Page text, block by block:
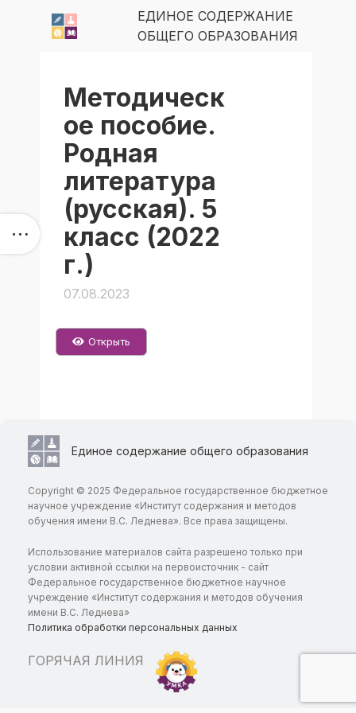
ЕДИНОЕ СОДЕРЖАНИЕ
ОБЩЕГО ОБРАЗОВАНИЯ
Методическ
ое пособие.
Родная
литература
(русская). 5
класс (2022
г.)
07.08.2023
Открыть
Единое содержание общего образования
Copyright © 2025 Федеральное государственное бюджетное
научное учреждение «Институт содержания и методов
обучения имени В.С. Леднева». Все права защищены.
Использование материалов сайта разрешено только при
условии активной ссылки на первоисточник - сайт
Федеральное государственное бюджетное научное
учреждение «Институт содержания и методов обучения
имени В.С. Леднева»
Политика обработки персональных данных
ГОРЯЧАЯ ЛИНИЯ